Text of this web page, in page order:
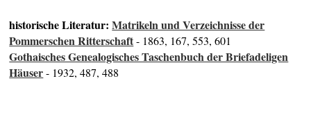
historische Literatur:Matrikeln und Verzeichnisse der
Pommerschen Ritterschaft- 1863, 167, 553, 601
Gothaisches Genealogisches Taschenbuch der Briefadeligen
Häuser- 1932, 487, 488